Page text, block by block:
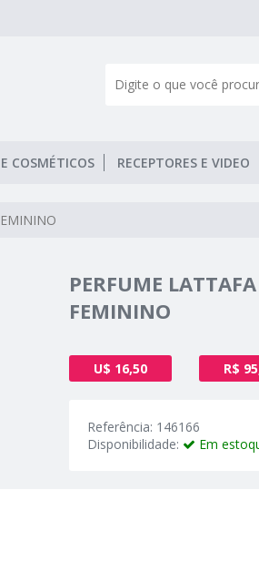
COSMÉTICOS RECEPTORES E VIDEO
PERFUME
FEMININO
U$ 16,50 R$
Referência: 146166
Disponibilidade:
Em